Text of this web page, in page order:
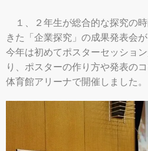
１、２年生が総合的な探究の
きた「企業探究」の成果発表会
今年は初めてポスターセッショ
り、ポスターの作り方や発表の
体育館アリーナで開催しました。